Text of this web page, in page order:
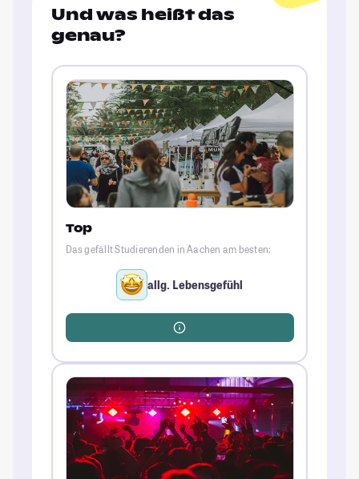
Und was heißt das
genau?
Top
Das gefällt Studierenden in Aachen am besten:
allg. Lebensgefühl